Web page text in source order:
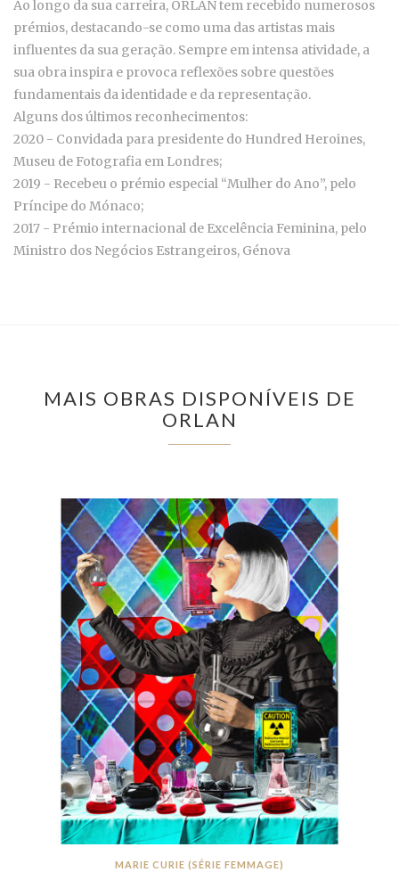
Ao longo da sua carreira, ORLAN tem recebido numerosos
prémios, destacando-se como uma das artistas mais
influentes da sua geração. Sempre em intensa atividade, a
sua obra inspira e provoca reflexões sobre questões
fundamentais da identidade e da representação.
Alguns dos últimos reconhecimentos:
2020 - Convidada para presidente do Hundred Heroines,
Museu de Fotografia em Londres;
2019 - Recebeu o prémio especial “Mulher do Ano”, pelo
Príncipe do Mónaco;
2017 - Prémio internacional de Excelência Feminina, pelo
Ministro dos Negócios Estrangeiros, Génova
MAIS OBRAS DISPONÍVEIS DE
ORLAN
MARIE CURIE (SÉRIE FEMMAGE)